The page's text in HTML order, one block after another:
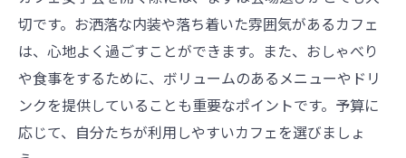
切です。お洒落な内装や落ち着いた雰囲気があるカフェ
は、心地よく過ごすことができます。また、おしゃべり
や食事をするために、ボリュームのあるメニューやドリ
ンクを提供していることも重要なポイントです。予算に
応じて、自分たちが利用しやすいカフェを選びましょ